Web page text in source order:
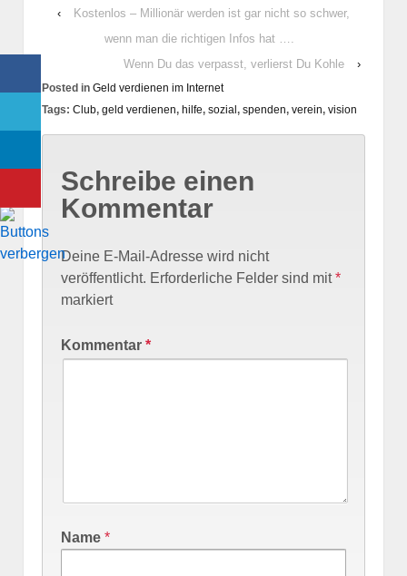
‹
Kostenlos – Millionär werden ist gar nicht so schwer,
wenn man die richtigen Infos hat ….
Wenn Du das verpasst, verlierst Du Kohle
›
Posted in Geld verdienen im Internet
Tags: Club, geld verdienen, hilfe, sozial , spenden, verein, vision
Schreibe einen
Kommentar
Deine E-Mail-Adresse wird nicht
veröffentlicht. Erforderliche Felder sind mit*
markiert
Kommentar *
Name *